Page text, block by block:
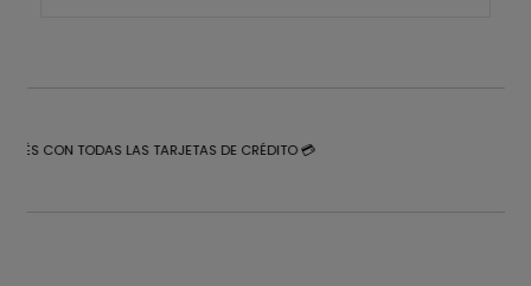
CON TODAS LAS TARJETAS DE CRÉDITO 💳